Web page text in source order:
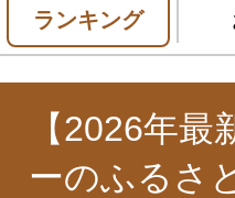
ランキング
【2026年
ーのふるさ